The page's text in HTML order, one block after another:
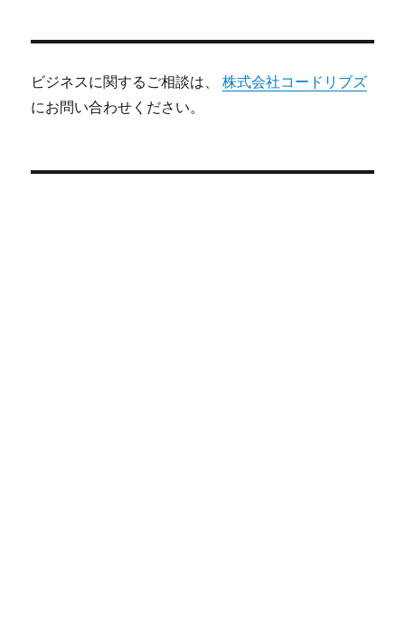
ビジネスに関するご相談は、株式会社コードリブズ
にお問い合わせください。